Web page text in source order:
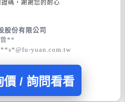
碼，謝謝您的耐心
股份有限公司
**
yuan.com.tw
價 / 詢問看看